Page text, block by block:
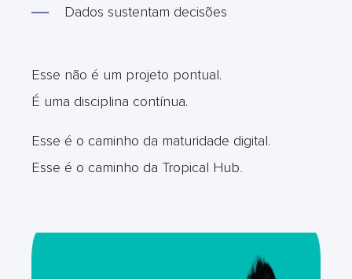
Dados sustentam decisões
Esse não é um projeto pontual.
É uma disciplina contínua.
Esse é o caminho da maturidade digital.
Esse é o caminho da Tropical Hub.